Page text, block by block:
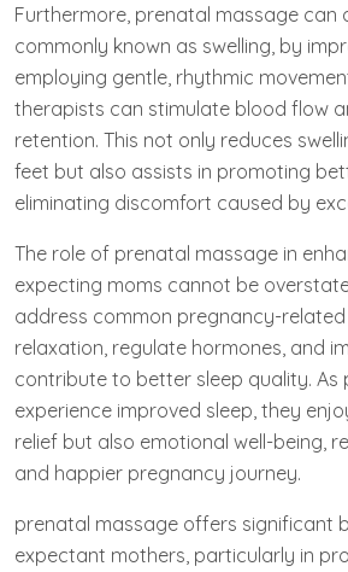
Furthermore, prenatal massage can
commonly known as swelling, by
employing gentle, rhythmic
therapists can stimulate blood flow
retention. This not only reduces
feet but also assists in promoting
eliminating discomfort caused by
The role of prenatal massage in
expecting moms cannot be
address common pregnancy-
relaxation, regulate hormones, and
contribute to better sleep quality. As
experience improved sleep, they
relief but also emotional well-being,
and happier pregnancy journey.
prenatal massage offers significant
expectant mothers, particularly in